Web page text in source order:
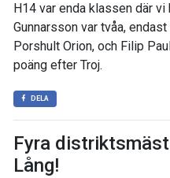
H14 var enda klassen där
Gunnarsson var tvåa,
Porshult Orion, och Filip
poäng efter Troj.
DELA
Fyra
Lång!